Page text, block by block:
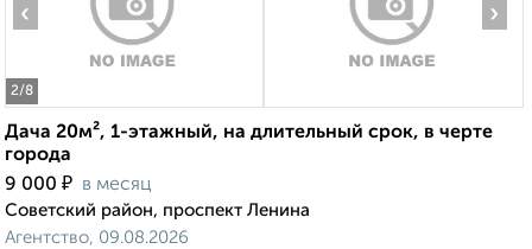
2/8
‹ ›
Дача 20м², 1-этажный, на длительный срок, в черте
города
9 000 ₽ в месяц
Советский район, проспект Ленина
Агентство, 09.08.2026